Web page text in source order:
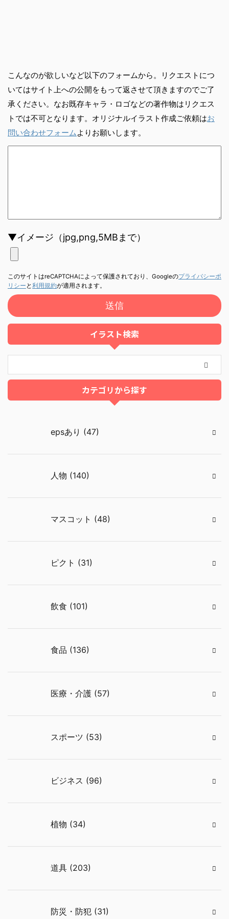
こんなのが欲しいなど以下のフォームから。リクエストにつ
いてはサイト上への公開をもって返させて頂きますのでご了
承ください。なお既存キャラ・ロゴなどの著作物はリクエス
トでは不可となります。オリジナルイラスト作成ご依頼はお
問い合わせフォーム よりお願いします。
▼イメージ（jpg,png,5MBまで）
このサイトはreCAPTCHAによって保護されており、Googleのプライバシーポ
リシー と利用規約が適用されます。
イラスト検索
カテゴリから探す
epsあり (47)
人物 (140)
マスコット (48)
ピクト (31)
飲食 (101)
食品 (136)
医療・介護 (57)
スポーツ (53)
ビジネス (96)
植物 (34)
道具 (203)
防災・防犯 (31)